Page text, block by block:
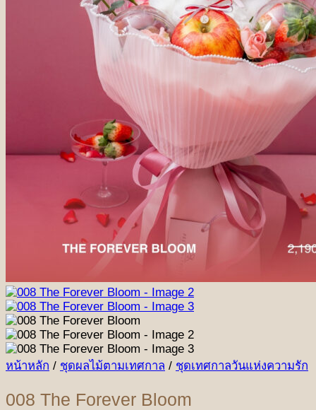
หน้าหลัก / ชุดผลไม้ตามเทศกาล / ชุดเทศกาลวันแห่งความรัก
008 The Forever Bloom